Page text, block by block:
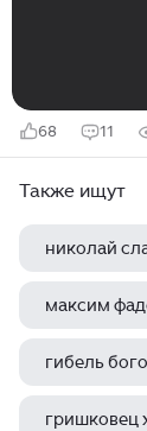
68 11
Также ищут
николай
максим
гибель
гришковец